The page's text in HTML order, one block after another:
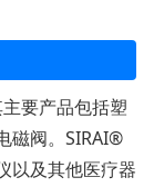
要产品包括塑
磁阀。SIRAI®
以及其他医疗器